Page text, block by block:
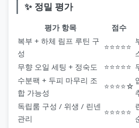
✨ 정밀 평가
평가 항목 점수
복부 + 하체 림프 루틴 구
성
⭐⭐⭐⭐⭐
무향 오일 세팅 + 정숙도
⭐⭐⭐⭐⭐
수분팩 + 두피 마무리 조
합 가능성
⭐⭐⭐⭐☆
독립룸 구성 / 위생 / 린넨
관리
⭐⭐⭐⭐⭐